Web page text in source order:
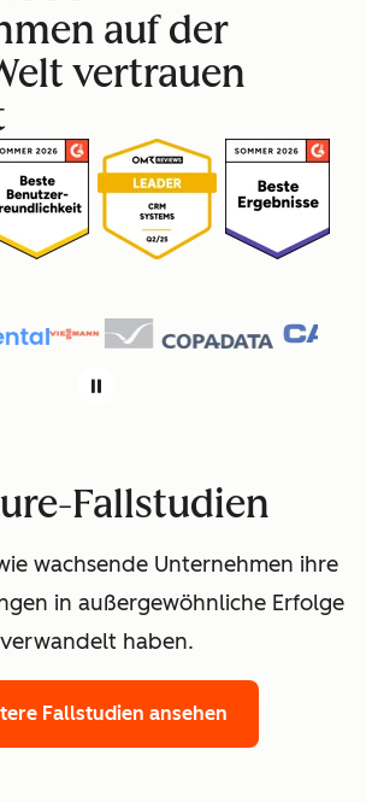
auf der
vertrauen
Fallstudien
wachsende Unternehmen ihre
in außergewöhnliche Erfolge
verwandelt haben.
Fallstudien ansehen